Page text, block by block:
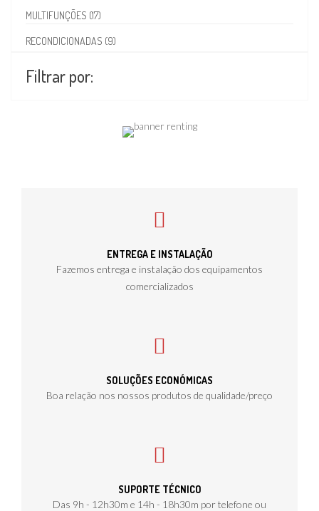
MULTIFUNÇÕES (17)
RECONDICIONADAS (9)
Filtrar por:
ENTREGA E INSTALAÇÃO
Fazemos entrega e instalação dos equipamentos
comercializados
SOLUÇÕES ECONÓMICAS
Boa relação nos nossos produtos de qualidade/preço
SUPORTE TÉCNICO
Das 9h - 12h30m e 14h - 18h30m por telefone ou